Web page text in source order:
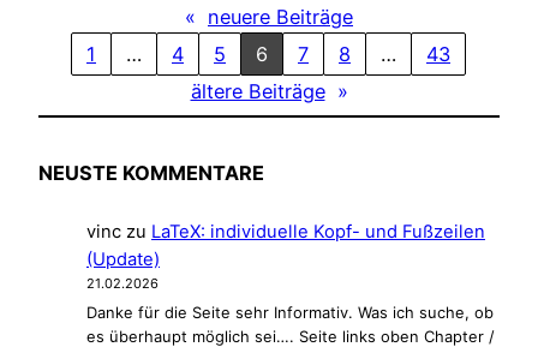
W
o
c
h
i
B
z
« neuere Beiträge
1
… 4 5 6 7 8 …
43
ältere Beiträge »
NEUSTE KOMMENTARE
vinc zu LaTeX: individuelle Kopf- und Fußzeilen
(Update)
21.02.2026
Danke für die Seite sehr Informativ. Was ich suche, ob
es überhaupt möglich sei…. Seite links oben Chapter /